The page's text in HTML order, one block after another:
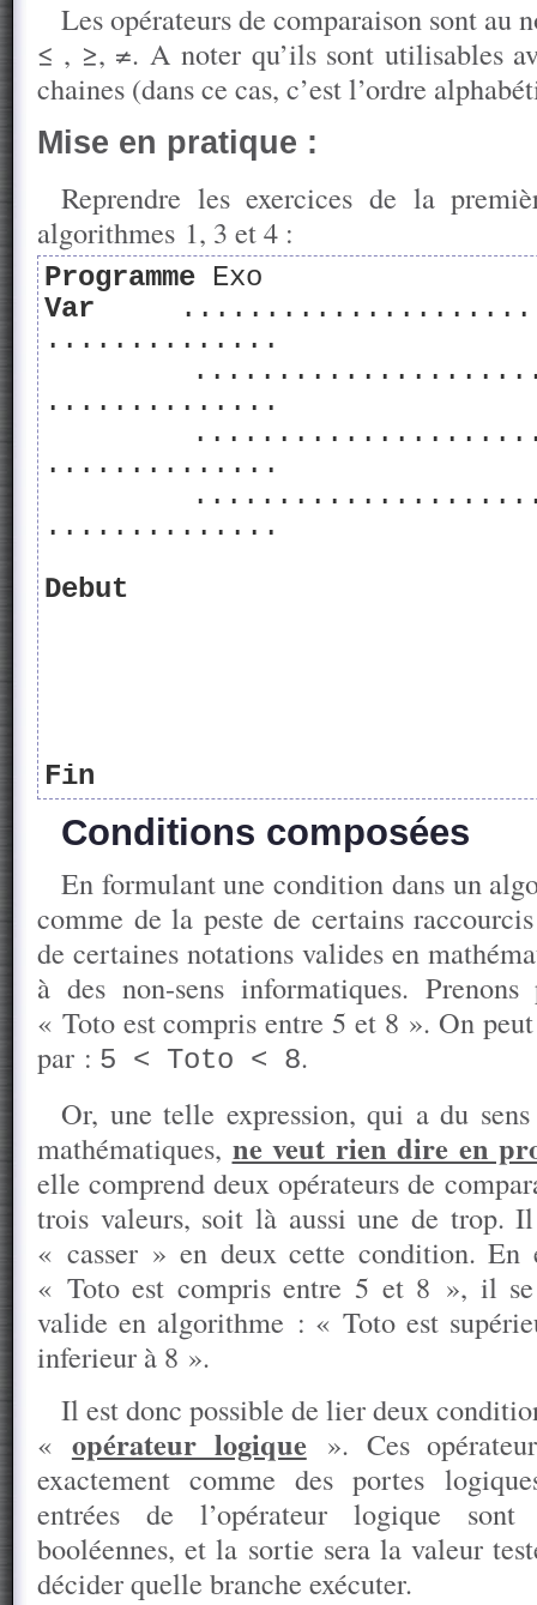
Les opérateurs de comparaison sont au
≤ , ≥, ≠. A noter qu’ils sont utilisables
chaines (dans ce cas, c’est l’ordre
Mise en pratique :
Reprendre les exercices de la
algorithmes 1, 3 et 4 :
Programme Exo
Var
..............
..............
..............
..............
Debut
Fin
Conditions composées
En formulant une condition dans un
comme de la peste de certains
de certaines notations valides en
à des non-sens informatiques.
« Toto est compris entre 5 et 8 ». On
par : 5 < Toto < 8.
Or, une telle expression, qui a du
mathématiques, ne veut rien dire en
elle comprend deux opérateurs de
trois valeurs, soit là aussi une de trop.
« casser » en deux cette condition. En
« Toto est compris entre 5 et 8 », il se
valide en algorithme : « Toto est
inferieur à 8 ».
Il est donc possible de lier deux
« opérateur logique». Ces
exactement comme des portes
entrées de l’opérateur logique sont
booléennes, et la sortie sera la valeur
décider quelle branche exécuter.